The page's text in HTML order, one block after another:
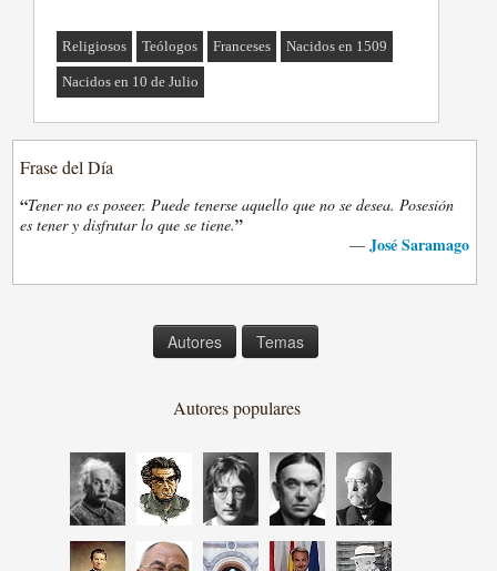
Religiosos Teólogos Franceses Nacidos en 1509
Nacidos en 10 de Julio
Frase del Día
“Tener no es poseer. Puede tenerse aquello que no se desea. Posesión
es tener y disfrutar lo que se tiene.”
— José Saramago
Autores Temas
Autores populares